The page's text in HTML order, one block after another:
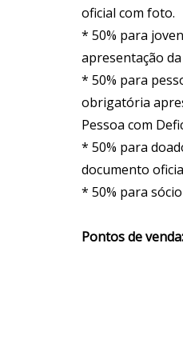
oficial com foto.
* 50% para
apresentação
* 50% para
obrigatória
Pessoa com
* 50% para
documento
* 50% para
Pontos de venda: